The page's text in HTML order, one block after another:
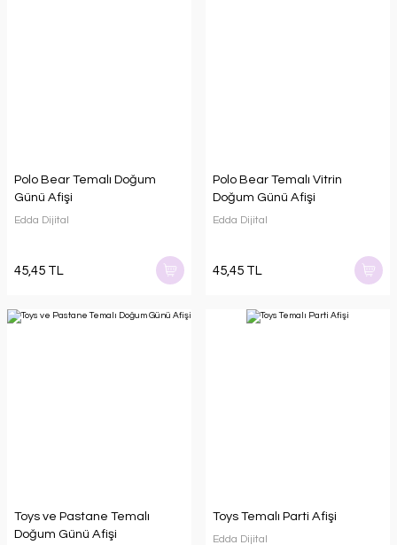
Polo Bear Temalı Doğum
Günü Afişi
Edda Dijital
45,45 TL
Polo Bear Temalı Vitrin
Doğum Günü Afişi
Edda Dijital
45,45 TL
Toys ve Pastane Temalı
Doğum Günü Afişi
Toys Temalı Parti Afişi
Edda Dijital